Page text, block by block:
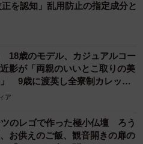
を認知」乱用防止の指定成分と
18歳のモデル、カジュアルコー
影が「両親のいいとこ取りの美
9歳に渡英し全寮制カレッジ
ア
のレゴで作った極小仏壇 ろう
お供えのご飯、観音開きの扉の